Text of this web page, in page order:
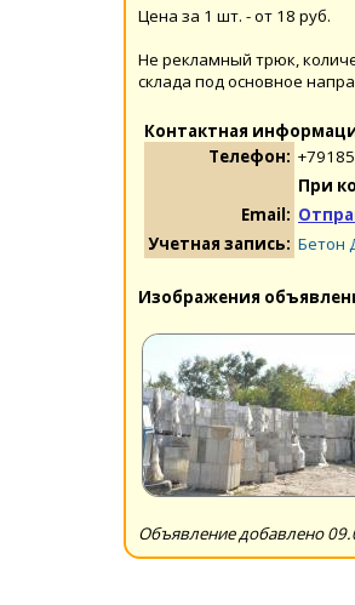
Цена за 1 шт. - от 18 руб.
Не рекламный трюк,
склада под основное
Контактная
Телефон:
При
Email:
Учетная запись: Бетон
Изображения
Объявление добавлено